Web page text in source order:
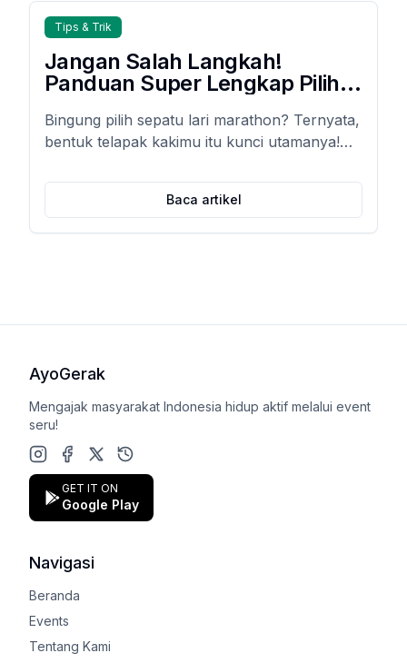
Tips & Trik
Jangan Salah Langkah!
Panduan Super Lengkap Pilih
Jenis Telapak Kaki (Auto
Ngebut & Bebas Cedera!)
Bingung pilih sepatu lari marathon? Ternyata,
bentuk telapak kakimu itu kunci utamanya!
sepatu yang pas biar lari makin nyaman,
ngebut, dan bebas cedera.
Baca artikel
AyoGerak
Mengajak masyarakat Indonesia hidup aktif melalui event
seru!
Instagram
Facebook
X (Twitter)
Google Play Store
GET IT ON
Google Play
Navigasi
Beranda
Events
Tentang Kami